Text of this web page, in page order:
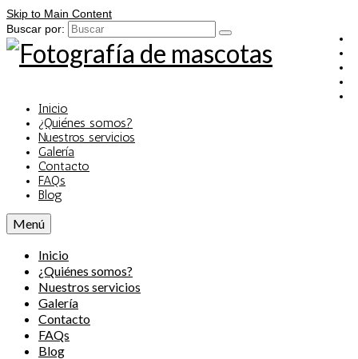
Skip to Main Content
Buscar por:
Inicio
¿Quiénes somos?
Nuestros servicios
Galería
Contacto
FAQs
Blog
Menú
Inicio
¿Quiénes somos?
Nuestros servicios
Galería
Contacto
FAQs
Blog